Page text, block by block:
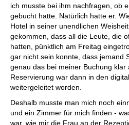
ich musste bei ihm nachfragen, ob
gebucht hatte. Natürlich hatte er.
Hotel in seiner unendlichen
gekommen, dass all die Leute, die
hatten, pünktlich am Freitag
gar nicht sein konnte, dass jemand
genau das bei meiner Buchung
Reservierung war dann in den
weitergeleitet worden.
Deshalb musste man mich noch
und ein Zimmer für mich finden -
war, wie mir die Frau an der